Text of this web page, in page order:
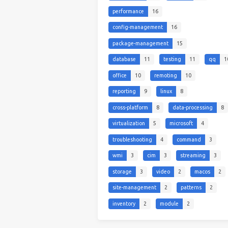
performance 16
config-management 16
package-management 15
database 11 testing 11 qq
office 10 remoting 10
reporting 9 linux 8
cross-platform 8 data-processing 8
virtualization 5 microsoft 4
troubleshooting 4 command 3
wmi 3 cim 3 streaming 3
storage 3 video 2 macos 2
site-management 2 patterns 2
inventory 2 module 2